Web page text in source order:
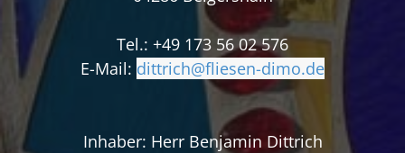
Tel.: +49 173 56 02 576
E-Mail: dittrich@fliesen-dimo.de
Inhaber: Herr Benjamin Dittrich